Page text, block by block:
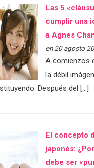
Las 5
cumplir una
a Agnes
en 20 agosto
A comienzos
la débil
Después del […]
El concepto
japonés:
debe ser